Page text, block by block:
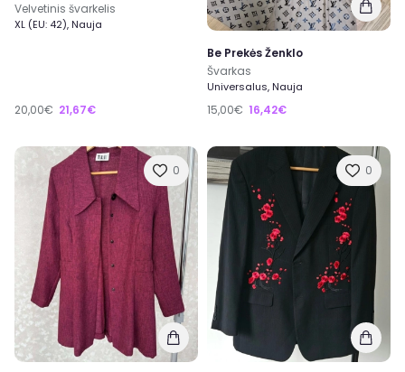
Velvetinis švarkelis
XL (EU: 42), Nauja
20,00€ 21,67€
Be Prekės Ženklo
Švarkas
Universalus, Nauja
15,00€ 16,42€
0 0